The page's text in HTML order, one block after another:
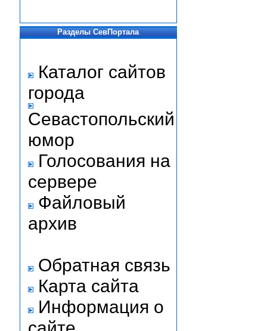
Разделы СевПортала
Каталог сайтов
города
Севастопольский
юмор
Голосования на
сервере
Файловый
архив
Обратная связь
Карта сайта
Информация о